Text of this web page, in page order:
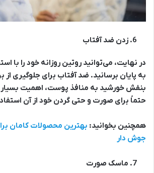
زدن ضد آفتاب
در نهایت، می‌توانید روتین روزانه خود را با
به پایان برسانید. ضد آفتاب برای جلوگیری از
بنفش خورشید به منافذ پوست، اهمیت بسیار
حتماً برای صورت و حتی گردن خود از آن
همچنین بخوانید: بهترین محصولات کامان
جوش دار
ماسک صورت